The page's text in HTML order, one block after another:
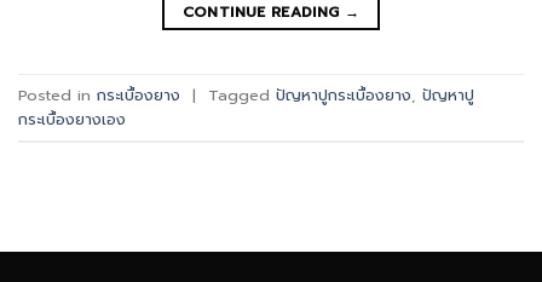
CONTINUE READING →
Posted in กระเบื้องยาง | Tagged ปัญหาปูกระเบื้องยาง ปัญหาปู
กระเบื้องยางเอง